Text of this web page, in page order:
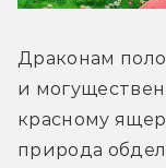
Драконам
и
красному
природа